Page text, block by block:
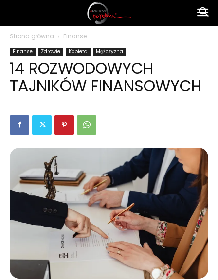
Strona główna Finanse
Finanse Zdrowie Kobieta Mężczyzna
14 ROZWODOWYCH
TAJNIKÓW FINANSOWYCH